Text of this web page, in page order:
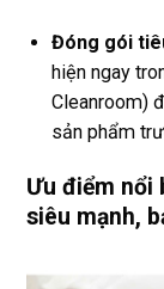
Đóng gói
hiện ngay
Cleanroom)
sản phẩm
Ưu điểm nổi
siêu mạnh,